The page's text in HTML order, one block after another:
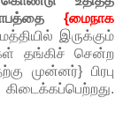
{மைநாக
இருக்கும்
தங்கிச் சென்ற
முன்னர்} பிரபு